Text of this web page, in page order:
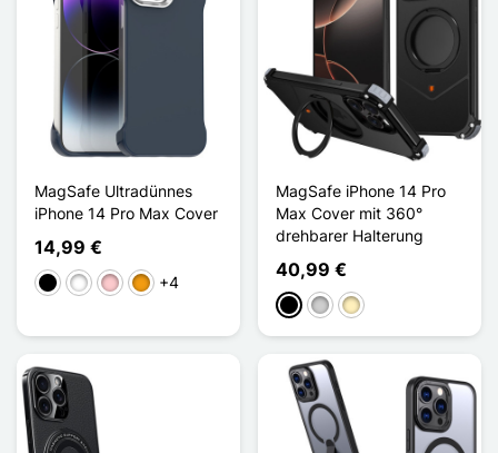
MagSafe Ultradünnes
iPhone 14 Pro Max Cover
14,99 €
Schwarz
WeißPinkOrange
+4
MagSafe iPhone 14 Pro
Max Cover mit 360°
drehbarer Halterung
40,99 €
Schwarz
SilberGolden